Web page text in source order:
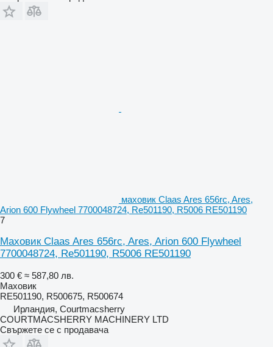
маховик Claas Ares 656rc, Ares,
Arion 600 Flywheel 7700048724, Re501190, R5006 RE501190
7
Маховик Claas Ares 656rc, Ares, Arion 600 Flywheel
7700048724, Re501190, R5006 RE501190
300 € ≈ 587,80 лв.
Маховик
RE501190, R500675, R500674
Ирландия, Courtmacsherry
COURTMACSHERRY MACHINERY LTD
Свържете се с продавача